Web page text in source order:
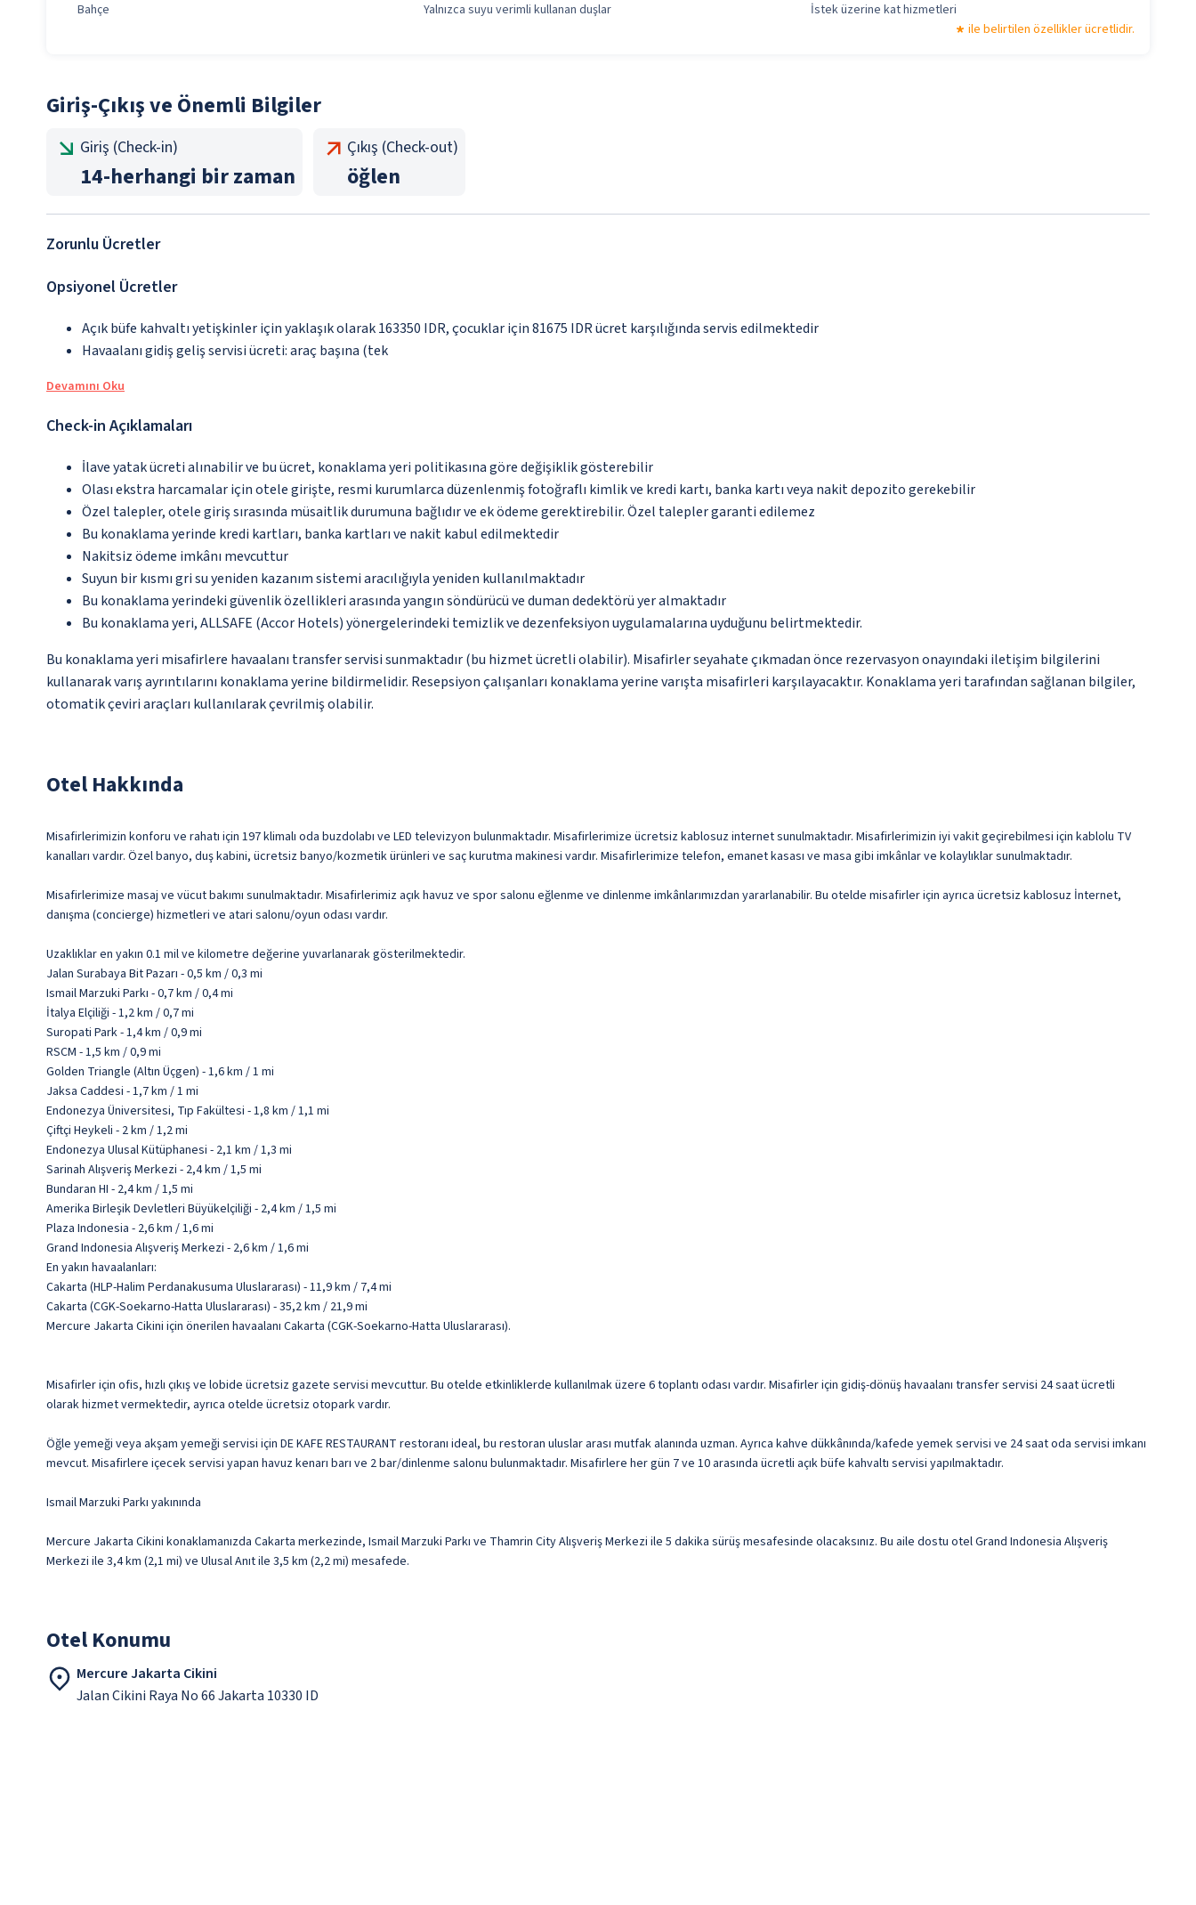
Bahçe Yalnızca suyu verimli kullanan duşlar
İstek üzerine kat hizmetleri
ile belirtilen özellikler ücretlidir.
Giriş-Çıkış ve Önemli Bilgiler
Giriş (Check-in)
14-herhangi bir zaman
Çıkış (Check-out)
öğlen
Zorunlu Ücretler
Opsiyonel Ücretler
Açık büfe kahvaltı yetişkinler için yaklaşık olarak 163350 IDR, çocuklar için 81675 IDR ücret karşılığında servis edilmektedir
Havaalanı gidiş geliş servisi ücreti: araç başına (tek
Devamını Oku
Check-in Açıklamaları
İlave yatak ücreti alınabilir ve bu ücret, konaklama yeri politikasına göre değişiklik gösterebilir
Olası ekstra harcamalar için otele girişte, resmi kurumlarca düzenlenmiş fotoğraflı kimlik ve kredi kartı, banka kartı veya nakit depozito gerekebilir
Özel talepler, otele giriş sırasında müsaitlik durumuna bağlıdır ve ek ödeme gerektirebilir. Özel talepler garanti edilemez
Bu konaklama yerinde kredi kartları, banka kartları ve nakit kabul edilmektedir
Nakitsiz ödeme imkânı mevcuttur
Suyun bir kısmı gri su yeniden kazanım sistemi aracılığıyla yeniden kullanılmaktadır
Bu konaklama yerindeki güvenlik özellikleri arasında yangın söndürücü ve duman dedektörü yer almaktadır
Bu konaklama yeri, ALLSAFE (Accor Hotels) yönergelerindeki temizlik ve dezenfeksiyon uygulamalarına uyduğunu belirtmektedir.
Bu konaklama yeri misafirlere havaalanı transfer servisi sunmaktadır (bu hizmet ücretli olabilir). Misafirler seyahate çıkmadan önce rezervasyon onayındaki iletişim bilgilerini
kullanarak varış ayrıntılarını konaklama yerine bildirmelidir. Resepsiyon çalışanları konaklama yerine varışta misafirleri karşılayacaktır. Konaklama yeri tarafından sağlanan bilgiler,
otomatik çeviri araçları kullanılarak çevrilmiş olabilir.
Otel Hakkında
Misafirlerimizin konforu ve rahatı için 197 klimalı oda buzdolabı ve LED televizyon bulunmaktadır. Misafirlerimize ücretsiz kablosuz internet sunulmaktadır. Misafirlerimizin iyi vakit geçirebilmesi için kablolu TV
kanalları vardır. Özel banyo, duş kabini, ücretsiz banyo/kozmetik ürünleri ve saç kurutma makinesi vardır. Misafirlerimize telefon, emanet kasası ve masa gibi imkânlar ve kolaylıklar sunulmaktadır.
Misafirlerimize masaj ve vücut bakımı sunulmaktadır. Misafirlerimiz açık havuz ve spor salonu eğlenme ve dinlenme imkânlarımızdan yararlanabilir. Bu otelde misafirler için ayrıca ücretsiz kablosuz İnternet,
danışma (concierge) hizmetleri ve atari salonu/oyun odası vardır.
Uzaklıklar en yakın 0.1 mil ve kilometre değerine yuvarlanarak gösterilmektedir.
Jalan Surabaya Bit Pazarı - 0,5 km / 0,3 mi
Ismail Marzuki Parkı - 0,7 km / 0,4 mi
İtalya Elçiliği - 1,2 km / 0,7 mi
Suropati Park - 1,4 km / 0,9 mi
RSCM - 1,5 km / 0,9 mi
Golden Triangle (Altın Üçgen) - 1,6 km / 1 mi
Jaksa Caddesi - 1,7 km / 1 mi
Endonezya Üniversitesi, Tıp Fakültesi - 1,8 km / 1,1 mi
Çiftçi Heykeli - 2 km / 1,2 mi
Endonezya Ulusal Kütüphanesi - 2,1 km / 1,3 mi
Sarinah Alışveriş Merkezi - 2,4 km / 1,5 mi
Bundaran HI - 2,4 km / 1,5 mi
Amerika Birleşik Devletleri Büyükelçiliği - 2,4 km / 1,5 mi
Plaza Indonesia - 2,6 km / 1,6 mi
Grand Indonesia Alışveriş Merkezi - 2,6 km / 1,6 mi
En yakın havaalanları:
Cakarta (HLP-Halim Perdanakusuma Uluslararası) - 11,9 km / 7,4 mi
Cakarta (CGK-Soekarno-Hatta Uluslararası) - 35,2 km / 21,9 mi
Mercure Jakarta Cikini için önerilen havaalanı Cakarta (CGK-Soekarno-Hatta Uluslararası).
Misafirler için ofis, hızlı çıkış ve lobide ücretsiz gazete servisi mevcuttur. Bu otelde etkinliklerde kullanılmak üzere 6 toplantı odası vardır. Misafirler için gidiş-dönüş havaalanı transfer servisi 24 saat ücretli
olarak hizmet vermektedir, ayrıca otelde ücretsiz otopark vardır.
Öğle yemeği veya akşam yemeği servisi için DE KAFE RESTAURANT restoranı ideal, bu restoran uluslar arası mutfak alanında uzman. Ayrıca kahve dükkânında/kafede yemek servisi ve 24 saat oda servisi imkanı
mevcut. Misafirlere içecek servisi yapan havuz kenarı barı ve 2 bar/dinlenme salonu bulunmaktadır. Misafirlere her gün 7 ve 10 arasında ücretli açık büfe kahvaltı servisi yapılmaktadır.
Ismail Marzuki Parkı yakınında
Mercure Jakarta Cikini konaklamanızda Cakarta merkezinde, Ismail Marzuki Parkı ve Thamrin City Alışveriş Merkezi ile 5 dakika sürüş mesafesinde olacaksınız. Bu aile dostu otel Grand Indonesia Alışveriş
Merkezi ile 3,4 km (2,1 mi) ve Ulusal Anıt ile 3,5 km (2,2 mi) mesafede.
Otel Konumu
Mercure Jakarta Cikini
Jalan Cikini Raya No 66 Jakarta 10330 ID